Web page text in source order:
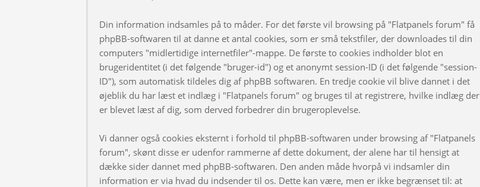
Din information indsamles på to måder. For det første vil browsing på "Flatpanels forum" få
phpBB-softwaren til at danne et antal cookies, som er små tekstfiler, der downloades til din
computers "midlertidige internetfiler"-mappe. De første to cookies indholder blot en
brugeridentitet (i det følgende "bruger-id") og et anonymt session-ID (i det følgende "session-
ID"), som automatisk tildeles dig af phpBB softwaren. En tredje cookie vil blive dannet i det
øjeblik du har læst et indlæg i "Flatpanels forum" og bruges til at registrere, hvilke indlæg der
er blevet læst af dig, som derved forbedrer din brugeroplevelse.
Vi danner også cookies eksternt i forhold til phpBB-softwaren under browsing af "Flatpanels
forum", skønt disse er udenfor rammerne af dette dokument, der alene har til hensigt at
dække sider dannet med phpBB-softwaren. Den anden måde hvorpå vi indsamler din
information er via hvad du indsender til os. Dette kan være, men er ikke begrænset til: at